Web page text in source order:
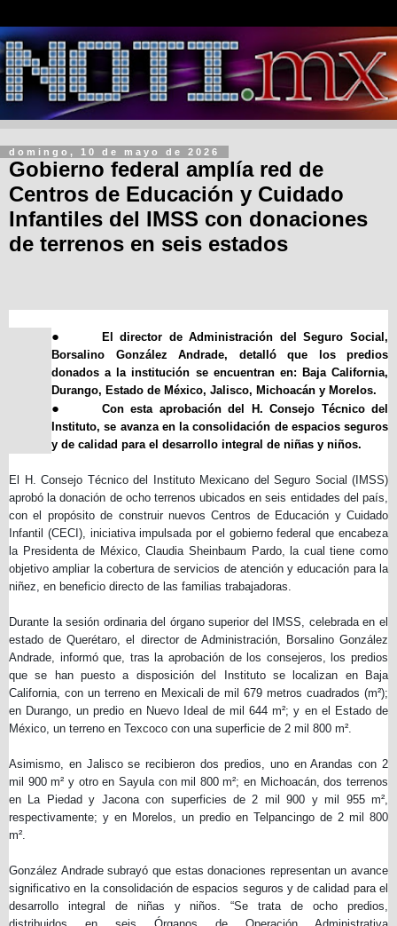
domingo, 10 de mayo de 2026
Gobierno federal amplía red de
Centros de Educación y Cuidado
Infantiles del IMSS con donaciones
de terrenos en seis estados
●
El director de Administración del Seguro Social,
Borsalino González Andrade, detalló que los predios
donados a la institución se encuentran en: Baja California,
Durango, Estado de México, Jalisco, Michoacán y Morelos.
●
Con esta aprobación del H. Consejo Técnico del
Instituto, se avanza en la consolidación de espacios seguros
y de calidad para el desarrollo integral de niñas y niños.
El H. Consejo Técnico del Instituto Mexicano del Seguro Social (IMSS)
aprobó la donación de ocho terrenos ubicados en seis entidades del país,
con el propósito de construir nuevos Centros de Educación y Cuidado
Infantil (CECI), iniciativa impulsada por el gobierno federal que encabeza
la Presidenta de México, Claudia Sheinbaum Pardo, la cual tiene como
objetivo ampliar la cobertura de servicios de atención y educación para la
niñez, en beneficio directo de las familias trabajadoras.
Durante la sesión ordinaria del órgano superior del IMSS, celebrada en el
estado de Querétaro, el director de Administración, Borsalino González
Andrade, informó que, tras la aprobación de los consejeros, los predios
que se han puesto a disposición del Instituto se localizan en Baja
California, con un terreno en Mexicali de mil 679 metros cuadrados (m²);
en Durango, un predio en Nuevo Ideal de mil 644 m²; y en el Estado de
México, un terreno en Texcoco con una superficie de 2 mil 800 m².
Asimismo, en Jalisco se recibieron dos predios, uno en Arandas con 2
mil 900 m² y otro en Sayula con mil 800 m²; en Michoacán, dos terrenos
en La Piedad y Jacona con superficies de 2 mil 900 y mil 955 m²,
respectivamente; y en Morelos, un predio en Telpancingo de 2 mil 800
m².
González Andrade subrayó que estas donaciones representan un avance
significativo en la consolidación de espacios seguros y de calidad para el
desarrollo integral de niñas y niños. “Se trata de ocho predios,